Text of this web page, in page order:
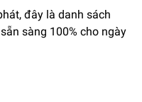
đây là danh sách
sàng 100% cho ngày